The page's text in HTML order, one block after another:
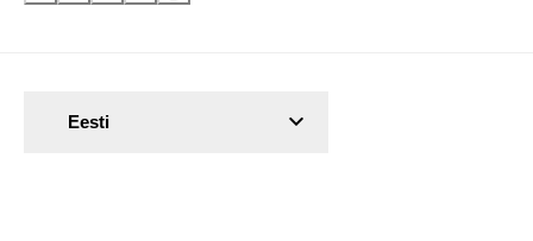
Eesti